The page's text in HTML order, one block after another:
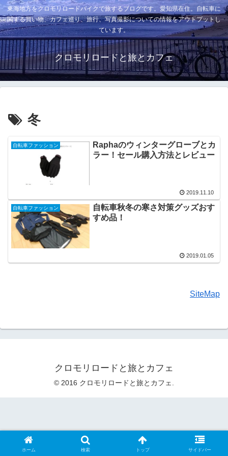
東海地方をクロモリロードバイクで旅するブログです。愛知県在住。自転車に
関する買い物、カフェ巡り、旅行、写真撮影についての情報をアウトプットし
ています。
クロモリロードと旅とカフェ
冬
自転車ファッション
Raphaのウィンターグローブとカ
ラー！セール購入方法とレビュー
2019.11.10
自転車ファッション
自転車秋冬の寒さ対策グッズおす
すめ品！
2019.01.05
SiteMap
クロモリロードと旅とカフェ
© 2016 クロモリロードと旅とカフェ.
ホーム 検索 トップ サイドバー